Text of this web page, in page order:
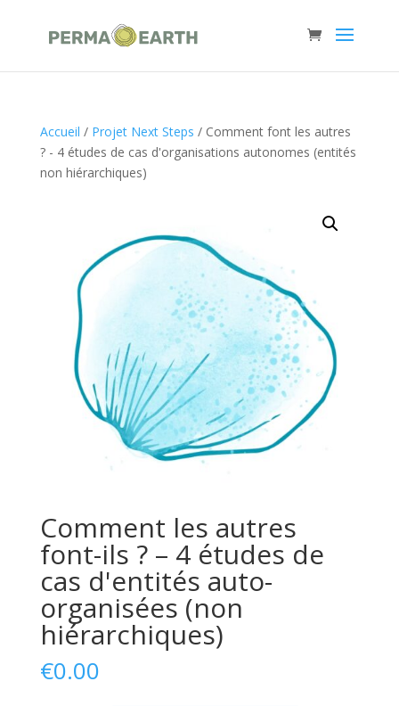
Accueil / Projet Next Steps / Comment font les autres
? - 4 études de cas d'organisations autonomes (entités
non hiérarchiques)
Comment les autres
font-ils ? – 4 études de
cas d'entités auto-
organisées (non
hiérarchiques)
€0.00